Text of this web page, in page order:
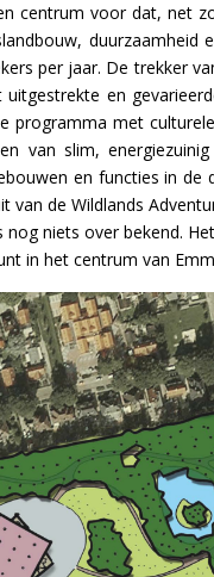
centrum voor dat, net
duurzaamheid
per jaar. De trekker
en
programma met
van slim,
en functies in de
van de Wildlands
niets over bekend.
in het centrum van